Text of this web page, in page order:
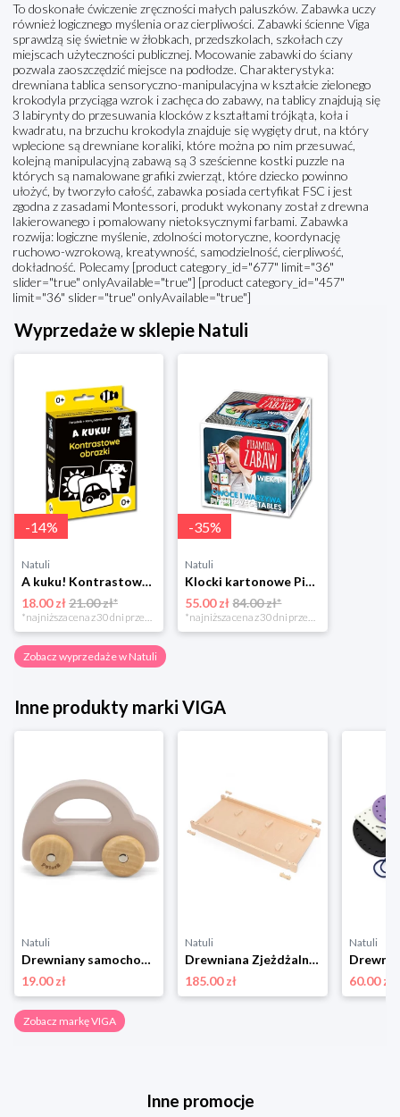
To doskonałe ćwiczenie zręczności małych paluszków. Zabawka uczy
również logicznego myślenia oraz cierpliwości. Zabawki ścienne Viga
sprawdzą się świetnie w żłobkach, przedszkolach, szkołach czy
miejscach użyteczności publicznej. Mocowanie zabawki do ściany
pozwala zaoszczędzić miejsce na podłodze. Charakterystyka:
drewniana tablica sensoryczno-manipulacyjna w kształcie zielonego
krokodyla przyciąga wzrok i zachęca do zabawy, na tablicy znajdują się
3 labirynty do przesuwania klocków z kształtami trójkąta, koła i
kwadratu, na brzuchu krokodyla znajduje się wygięty drut, na który
wplecione są drewniane koraliki, które można po nim przesuwać,
kolejną manipulacyjną zabawą są 3 sześcienne kostki puzzle na
których są namalowane grafiki zwierząt, które dziecko powinno
ułożyć, by tworzyło całość, zabawka posiada certyfikat FSC i jest
zgodna z zasadami Montessori, produkt wykonany został z drewna
lakierowanego i pomalowany nietoksycznymi farbami. Zabawka
rozwija: logiczne myślenie, zdolności motoryczne, koordynację
ruchowo-wzrokową, kreatywność, samodzielność, cierpliwość,
dokładność. Polecamy [product category_id="677" limit="36"
slider="true" onlyAvailable="true"] [product category_id="457"
limit="36" slider="true" onlyAvailable="true"]
Wyprzedaże w sklepie Natuli
-14%
Natuli
A kuku! Kontrastowe obrazki. Karty kontrastowe + poradnik 0+ Edgard
18.00 zł21.00 zł*
*najniższa cena z 30 dni przed obniżką
-35%
Natuli
Klocki kartonowe Piramida Zabaw. Owoce i Warzywa Piramida zabaw
55.00 zł 84.00 zł*
*najniższa cena z 30 dni przed obniżką
Zobacz wyprzedaże w Natuli
Inne produkty marki VIGA
Natuli
Drewniany samochodzik do pchania Brązowy Viga
19.00 zł
Natuli
Drewniana Zjeżdżalnia Prosta Ścianka Wspinaczkowa Viga
185.00 zł
Natuli
60.00 zł
Zobacz markę VIGA
Inne promocje